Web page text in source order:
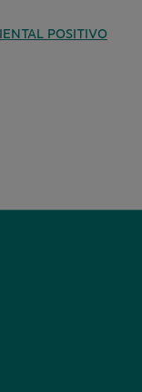
POSITIVO